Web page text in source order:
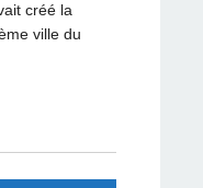
créé la
ville du